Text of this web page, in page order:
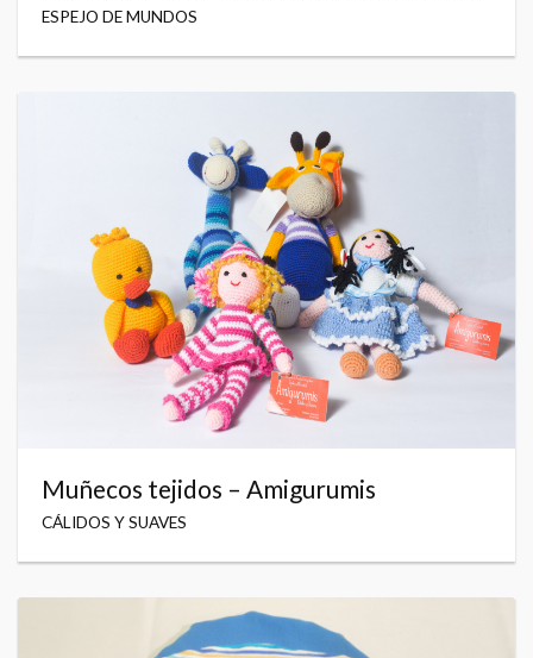
ESPEJO DE MUNDOS
Muñecos tejidos – Amigurumis
CÁLIDOS Y SUAVES